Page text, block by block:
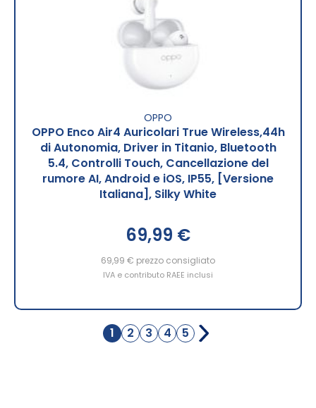
OPPO
OPPO Enco Air4 Auricolari True Wireless,44h
di Autonomia, Driver in Titanio, Bluetooth
5.4, Controlli Touch, Cancellazione del
rumore AI, Android e iOS, IP55, [Versione
Italiana], Silky White
69,99 €
69,99 € prezzo consigliato
IVA e contributo RAEE inclusi
Pagina
Attualmente
1 Pagina
2 Pagina
3 Pagina
4 Pagina
5